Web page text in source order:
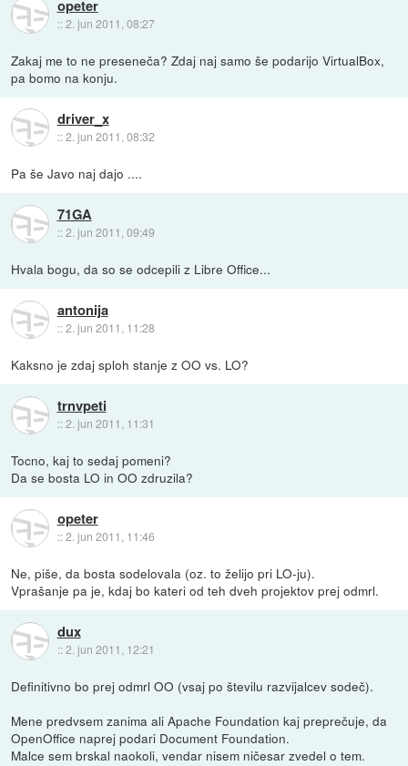
opeter
::2. jun 2011, 08:27
Zakaj me to ne preseneča? Zdaj naj samo še podarijo VirtualBox,
pa bomo na konju.
driver_x
::2. jun 2011, 08:32
Pa še Javo naj dajo ....
71GA
::2. jun 2011, 09:49
Hvala bogu, da so se odcepili z Libre Office...
antonija
::2. jun 2011, 11:28
Kaksno je zdaj sploh stanje z OO vs. LO?
trnvpeti
::2. jun 2011, 11:31
Tocno, kaj to sedaj pomeni?
Da se bosta LO in OO zdruzila?
opeter
::2. jun 2011, 11:46
Ne, piše, da bosta sodelovala (oz. to želijo pri LO-ju).
Vprašanje pa je, kdaj bo kateri od teh dveh projektov prej odmrl.
dux
::2. jun 2011, 12:21
Definitivno bo prej odmrl OO (vsaj po številu razvijalcev sodeč).
Mene predvsem zanima ali Apache Foundation kaj preprečuje, da
OpenOffice naprej podari Document Foundation.
Malce sem brskal naokoli, vendar nisem ničesar zvedel o tem.